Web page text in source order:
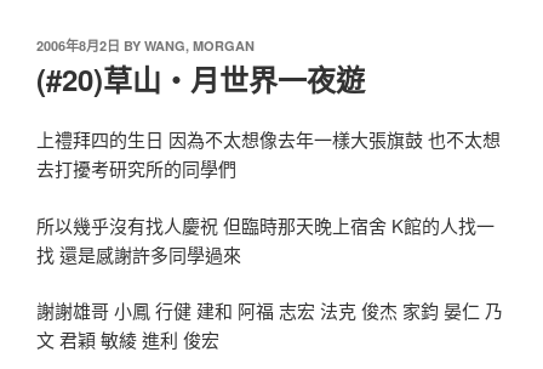
2006年8月2日 BY WANG, MORGAN
(#20)草山‧月世界一夜遊
上禮拜四的生日 因為不太想像去年一樣大張旗鼓 也不太想
去打擾考研究所的同學們
所以幾乎沒有找人慶祝 但臨時那天晚上宿舍 K館的人找一
找 還是感謝許多同學過來
謝謝雄哥 小鳳 行健 建和 阿福 志宏 法克 俊杰 家鈞 晏仁 乃
文 君穎 敏綾 進利 俊宏